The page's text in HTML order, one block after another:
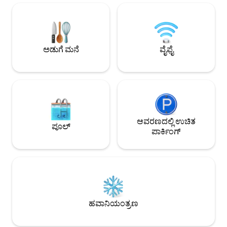
ಕೆಫೆಗಳು, ಬಾರ್‌ಗಳು ಮತ್ತು ಕಾಫಿ ಶಾಪ್‌ಗಳು ನಿಮ್ಮ
ಮನೆಯ ಮುಂಭಾಗದ ಬಾಗಿಲಿನಿಂದ ಕೆಲವೇ ಹೆಜ್ಜೆಗಳ
ಅಡುಗೆ ಮನೆ ವೈಫೈ
ಪೂಲ್
ಆವರಣದಲ್ಲಿ ಉಚಿತ
ಪಾರ್ಕಿಂಗ್
ಹವಾನಿಯಂತ್ರಣ